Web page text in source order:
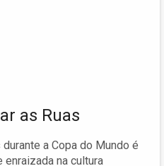
as Ruas
a Copa do Mundo é
enraizada na cultura